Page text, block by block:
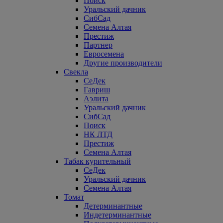
Уральский дачник
СибСад
Семена Алтая
Престиж
Партнер
Евросемена
Другие производители
Свекла
СеДек
Гавриш
Аэлита
Уральский дачник
СибСад
Поиск
НК ЛТД
Престиж
Семена Алтая
Табак курительный
СеДек
Уральский дачник
Семена Алтая
Томат
Детерминантные
Индетерминантные